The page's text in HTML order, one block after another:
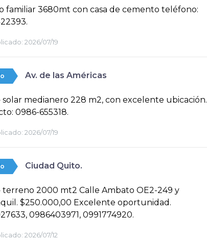
familiar 3680mt con casa de cemento teléfono:
2026/07/19
Av. de las Américas
solar medianero 228 m2, con excelente ubicación.
0986-655318.
2026/07/19
Ciudad Quito.
terreno 2000 mt2 Calle Ambato OE2-249 y
$250.000,00 Excelente oportunidad.
0986403971, 0991774920.
2026/07/12